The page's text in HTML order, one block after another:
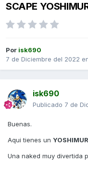
SCAPE
Por isk690
7 de Diciembre del 2022
isk690
Publicado 7 de
Buenas.
Aqui tienes un
Una naked muy divertida